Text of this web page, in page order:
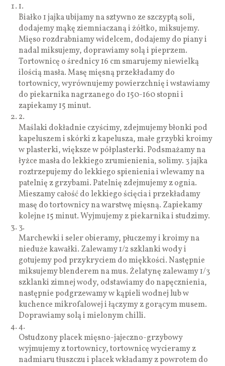
1.
Białko 1 jajka ubijamy na sztywno ze szczyptą soli,
dodajemy mąkę ziemniaczaną i żółtko, miksujemy.
Mięso rozdrabniamy widelcem, dodajemy do piany i
nadal miksujemy, doprawiamy solą i pieprzem.
Tortownicę o średnicy 16 cm smarujemy niewielką
ilością masła. Masę mięsną przekładamy do
tortownicy, wyrównujemy powierzchnię i wstawiamy
do piekarnika nagrzanego do 150-160 stopni i
zapiekamy 15 minut.
2.
Maślaki dokładnie czyścimy, zdejmujemy błonki pod
kapeluszem i skórki z kapelusza, małe grzybki kroimy
w plasterki, większe w półplasterki. Podsmażamy na
łyżce masła do lekkiego zrumienienia, solimy. 3 jajka
roztrzepujemy do lekkiego spienienia i wlewamy na
patelnię z grzybami. Patelnię zdejmujemy z ognia.
Mieszamy całość do lekkiego ścięcia i przekładamy
masę do tortownicy na warstwę mięsną. Zapiekamy
kolejne 15 minut. Wyjmujemy z piekarnika i studzimy.
3.
Marchewki i seler obieramy, płuczemy i kroimy na
nieduże kawałki. Zalewamy 1/2 szklanki wody i
gotujemy pod przykryciem do miękkości. Następnie
miksujemy blenderem na mus. Żelatynę zalewamy 1/3
szklanki zimnej wody, odstawiamy do napęcznienia,
następnie podgrzewamy w kąpieli wodnej lub w
kuchence mikrofalowej i łączymy z gorącym musem.
Doprawiamy solą i mielonym chilli.
4.
Ostudzony placek mięsno-jajeczno-grzybowy
wyjmujemy z tortownicy, tortownicę wycieramy z
nadmiaru tłuszczu i placek wkładamy z powrotem do